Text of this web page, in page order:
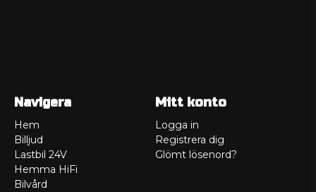
Navigera
Hem
Billjud
Lastbil 24V
Hemma HiFi
Bilvård
Mitt konto
Logga in
Registrera dig
Glömt lösenord?